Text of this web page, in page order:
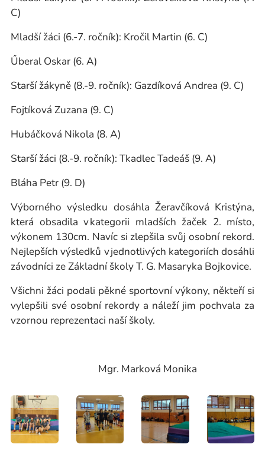
C)
Mladší žáci (6.-7. ročník): Kročil Martin (6. C)
Űberal Oskar (6. A)
Starší žákyně (8.-9. ročník): Gazdíková Andrea (9. C)
Fojtíková Zuzana (9. C)
Hubáčková Nikola (8. A)
Starší žáci (8.-9. ročník): Tkadlec Tadeáš (9. A)
Bláha Petr (9. D)
Výborného výsledku dosáhla Žeravčíková Kristýna,
která obsadila v kategorii mladších žaček 2. místo,
výkonem 130cm. Navíc si zlepšila svůj osobní rekord.
Nejlepších výsledků v jednotlivých kategoriích dosáhli
závodníci ze Základní školy T. G. Masaryka Bojkovice.
Všichni žáci podali pěkné sportovní výkony, někteří si
vylepšili své osobní rekordy a náleží jim pochvala za
vzornou reprezentaci naší školy.
Mgr. Marková Monika